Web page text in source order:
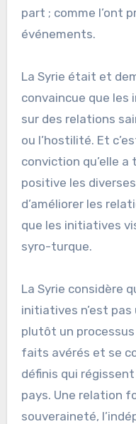
part ; comme l’ont
événements.
La Syrie était et
convaincue que
sur des relations
ou l’hostilité. Et
conviction qu’elle a
positive les
d’améliorer les
que les initiatives
syro-turque.
La Syrie considère
initiatives n’est
plutôt un processus
faits avérés et se
définis qui
pays. Une relation
souveraineté,